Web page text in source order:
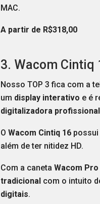
MAC.
A partir de R$318,00
3. Wacom Cintiq
Nosso TOP 3 fica com a
um display interativo e é
digitalizadora
O Wacom Cintiq 16
além de ter nitidez HD.
Com a caneta Wacom Pro
tradicional com o intuito
digitais.